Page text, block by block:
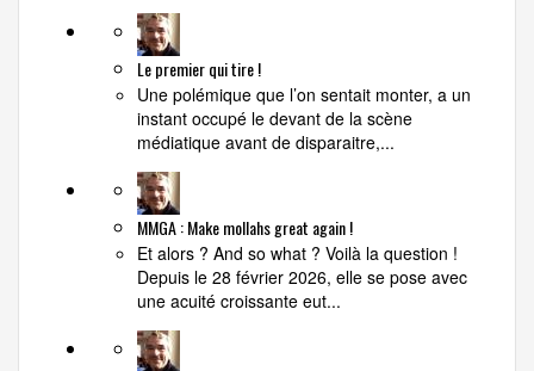
Le premier qui tire !
Une polémique que l’on sentait monter, a un
instant occupé le devant de la scène
médiatique avant de disparaitre,...
MMGA : Make mollahs great again !
Et alors ? And so what ? Voilà la question !
Depuis le 28 février 2026, elle se pose avec
une acuité croissante eut...